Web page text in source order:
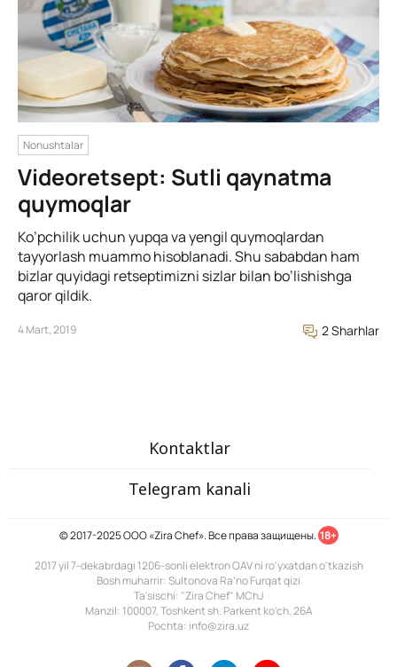
Nonushtalar
Videoretsept: Sutli qaynatma
quymoqlar
Ko’pchilik uchun yupqa va yengil quymoqlardan
tayyorlash muammo hisoblanadi. Shu sababdan ham
bizlar quyidagi retseptimizni sizlar bilan bo’lishishga
qaror qildik.
4 Mart, 2019 2 Sharhlar
Kontaktlar
Telegram kanali
© 2017-2025 ООО «Zira Chef». Все права защищены. 18+
2017 yil 7-dekabrdagi 1206-sonli elektron OAV ni ro'yxatdan o'tkazish
Bosh muharrir: Sultonova Ra’no Furqat qizi
Ta'sischi: "Zira Chef" MChJ
Manzil: 100007, Toshkent sh. Parkent ko'ch. 26A
Pochta: info@zira.uz